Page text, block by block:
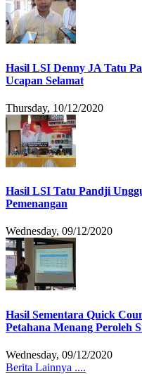
Hasil LSI Denny JA Tatu
Ucapan Selamat
Thursday, 10/12/2020
Hasil LSI Tatu Pandji
Pemenangan
Wednesday, 09/12/2020
Hasil Sementara Quick
Petahana Menang Peroleh
Wednesday, 09/12/2020
Berita Lainnya ....